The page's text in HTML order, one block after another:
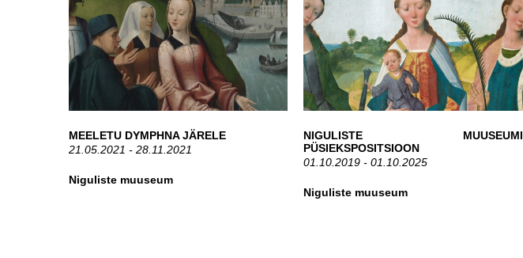
MEELETU DYMPHNA JÄRELE
21.05.2021 - 28.11.2021
Niguliste muuseum
NIGULISTE MUUSEUMI
PÜSIEKSPOSITSIOON
01.10.2019 - 01.10.2025
Niguliste muuseum